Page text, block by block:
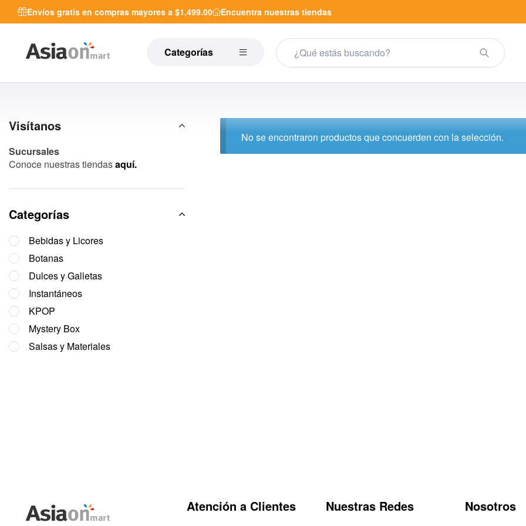
Envíos gratis en compras mayores a $1,499.00 Encuentra nuestras tiendas
Categorías
No se encontraron productos que concuerden con la selección.
Visítanos
Sucursales
Conoce nuestras tiendasaquí.
Categorías
Bebidas y Licores
Botanas
Dulces y Galletas
Instantáneos
KPOP
Mystery Box
Salsas y Materiales
Atención a Clientes Nuestras Redes Nosotros